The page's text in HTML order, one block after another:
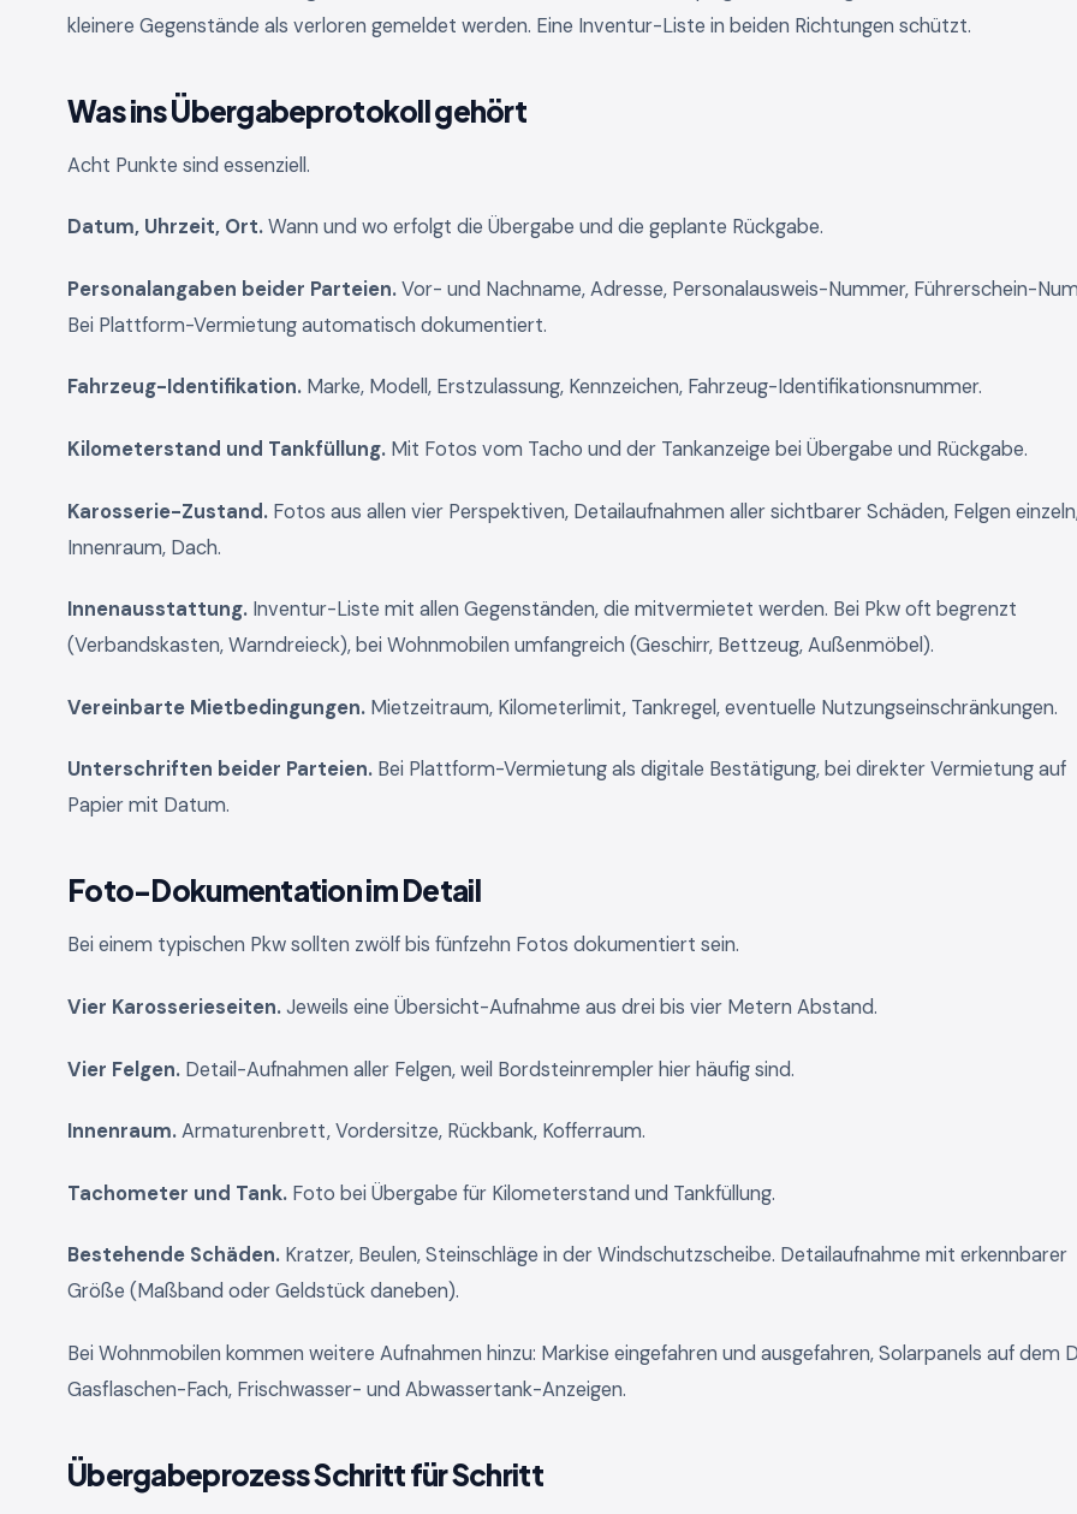
kleinere Gegenstände als verloren gemeldet werden. Eine Inventur-Liste in beiden Richtungen schützt.
Was ins Übergabeprotokoll gehört
Acht Punkte sind essenziell.
Datum, Uhrzeit, Ort.Wann und wo erfolgt die Übergabe und die geplante Rückgabe.
Personalangaben beider Parteien.Vor- und Nachname, Adresse, Personalausweis-Nummer, Führerschein-
Bei Plattform-Vermietung automatisch dokumentiert.
Fahrzeug-Identifikation. Marke, Modell, Erstzulassung, Kennzeichen, Fahrzeug-Identifikationsnummer.
Kilometerstand und Tankfüllung. Mit Fotos vom Tacho und der Tankanzeige bei Übergabe und Rückgabe.
Karosserie-Zustand. Fotos aus allen vier Perspektiven, Detailaufnahmen aller sichtbarer Schäden, Felgen
Innenraum, Dach.
Innenausstattung. Inventur-Liste mit allen Gegenständen, die mitvermietet werden. Bei Pkw oft begrenzt
(Verbandskasten, Warndreieck), bei Wohnmobilen umfangreich (Geschirr, Bettzeug, Außenmöbel).
Vereinbarte Mietbedingungen. Mietzeitraum, Kilometerlimit, Tankregel, eventuelle Nutzungseinschränkungen.
Unterschriften beider Parteien. Bei Plattform-Vermietung als digitale Bestätigung, bei direkter Vermietung auf
Papier mit Datum.
Foto-Dokumentation im Detail
Bei einem typischen Pkw sollten zwölf bis fünfzehn Fotos dokumentiert sein.
Vier Karosserieseiten.Jeweils eine Übersicht-Aufnahme aus drei bis vier Metern Abstand.
Vier Felgen. Detail-Aufnahmen aller Felgen, weil Bordsteinrempler hier häufig sind.
Innenraum.Armaturenbrett, Vordersitze, Rückbank, Kofferraum.
Tachometer und Tank. Foto bei Übergabe für Kilometerstand und Tankfüllung.
Bestehende Schäden. Kratzer, Beulen, Steinschläge in der Windschutzscheibe. Detailaufnahme mit erkennbarer
Größe (Maßband oder Geldstück daneben).
Bei Wohnmobilen kommen weitere Aufnahmen hinzu: Markise eingefahren und ausgefahren, Solarpanels auf dem
Gasflaschen-Fach, Frischwasser- und Abwassertank-Anzeigen.
Übergabeprozess Schritt für Schritt